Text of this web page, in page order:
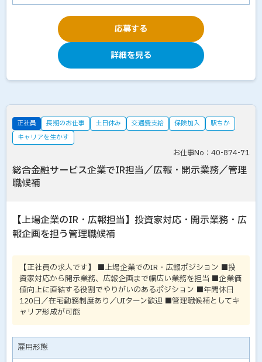
応募する
詳細を見る
正社員 長期のお仕事 土日休み 交通費支給 保険加入
駅ちか
キャリアを生かす
お仕事No：40-874-71
総合金融サービス企業でIR担当／広報・開示業務／管理
職候補
【上場企業のIR・広報担当】投資家対応・開示業務・広
報企画を担う管理職候補
【正社員の求人です】 ■上場企業でのIR・広報ポジション ■投
資家対応から開示業務、広報企画まで幅広い業務を担当 ■企業価
値向上に直結する役割でやりがいのあるポジション ■年間休日
120日／在宅勤務制度あり／UIターン歓迎 ■管理職候補としてキ
ャリア形成が可能
雇用形態